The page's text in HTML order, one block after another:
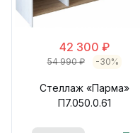
42 300 ₽
54 990 ₽ -30%
Стеллаж «Парма»
П7.050.0.61